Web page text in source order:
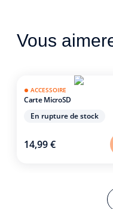
Vous
ACCESSOIRE
Carte MicroSD
En rupture de stock
14,99 €